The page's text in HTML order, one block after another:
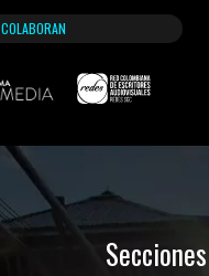
COLABORAN
Secciones